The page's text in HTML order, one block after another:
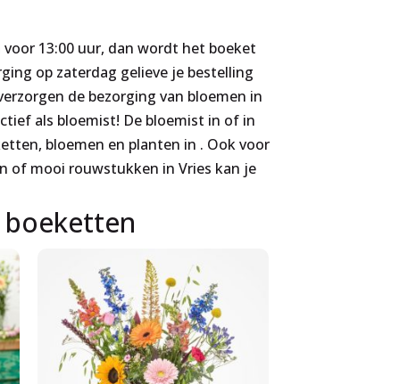
13:00 uur, dan wordt het boeket
op zaterdag gelieve je bestelling
de bezorging van bloemen in
als bloemist! De bloemist in of in
bloemen en planten in . Ook voor
of mooi rouwstukken in Vries kan je